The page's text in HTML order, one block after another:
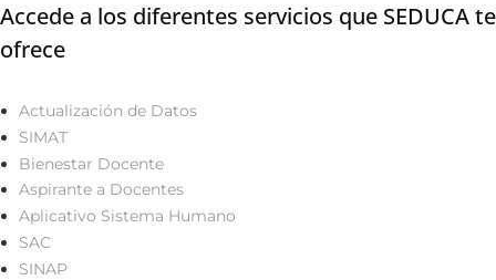
Accede a los diferentes servicios que SEDUCA te
ofrece
Actualización de Datos
SIMAT
Bienestar Docente
Aspirante a Docentes
Aplicativo Sistema Humano
SAC
SINAP